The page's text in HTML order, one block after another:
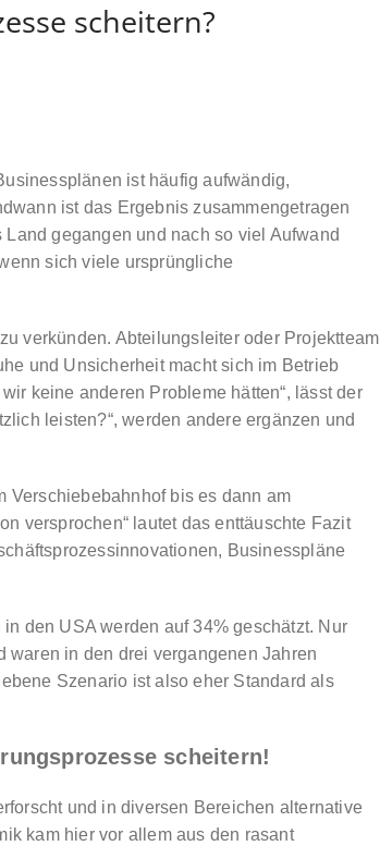
scheitern?
ist häufig aufwändig,
ist das Ergebnis zusammengetragen
gegangen und nach so viel Aufwand
sich viele ursprüngliche
verkünden. Abteilungsleiter oder Projektteam
und Unsicherheit macht sich im Betrieb
keine anderen Probleme hätten“, lässt der
leisten?“, werden andere ergänzen und
Verschiebebahnhof bis es dann am
versprochen“ lautet das enttäuschte Fazit
Businesspläne
den USA werden auf 34% geschätzt. Nur
waren in den drei vergangenen Jahren
Szenario ist also eher Standard als
scheitern!
und in diversen Bereichen alternative
kam hier vor allem aus den rasant